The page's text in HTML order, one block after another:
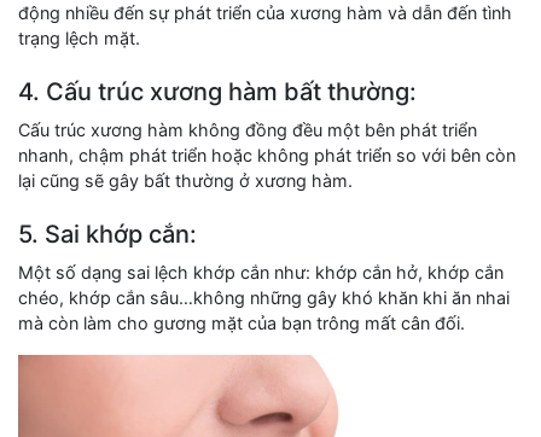
động nhiều đến sự phát triển của xương hàm và dẫn đến tình
trạng lệch mặt.
4. Cấu trúc xương hàm bất thường:
Cấu trúc xương hàm không đồng đều một bên phát triển
nhanh, chậm phát triển hoặc không phát triển so với bên còn
lại cũng sẽ gây bất thường ở xương hàm.
5. Sai khớp cắn:
Một số dạng sai lệch khớp cắn như: khớp cắn hở, khớp cắn
chéo, khớp cắn sâu…không những gây khó khăn khi ăn nhai
mà còn làm cho gương mặt của bạn trông mất cân đối.